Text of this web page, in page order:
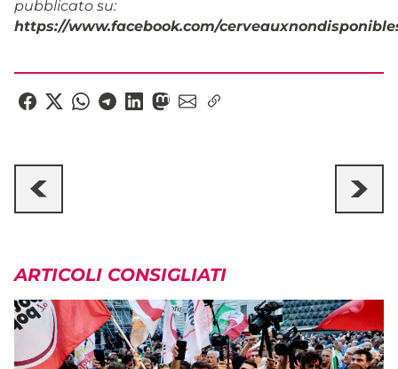
pubblicato su:
https://www.facebook.com/cerveauxnondisponibles/
ARTICOLI CONSIGLIATI